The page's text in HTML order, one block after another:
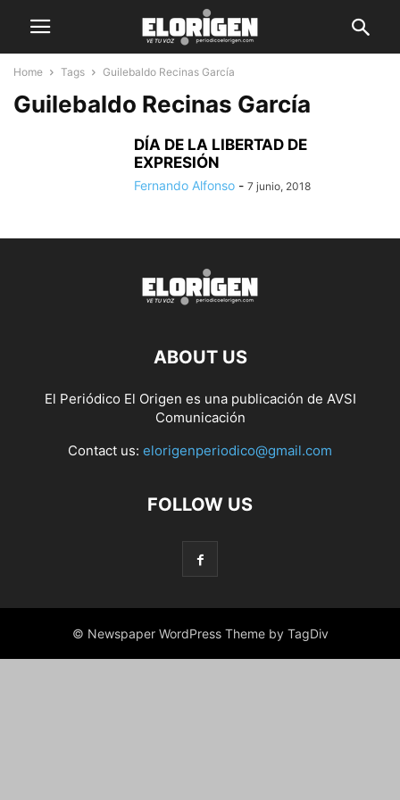
Home Tags Guilebaldo Recinas García
Guilebaldo Recinas García
DÍA DE LA LIBERTAD DE
EXPRESIÓN
Fernando Alfonso - 7 junio, 2018
ABOUT US
El Periódico El Origen es una publicación de AVSI
Comunicación
Contact us: elorigenperiodico@gmail.com
FOLLOW US
© Newspaper WordPress Theme by TagDiv